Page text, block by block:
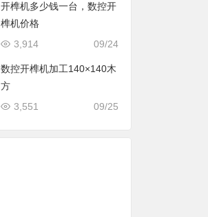
开榫机多少钱一台，数控开
榫机价格
09/24
3,914
数控开榫机加工140×140木
方
09/25
3,551